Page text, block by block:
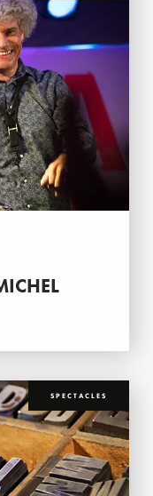
SPECTACLES